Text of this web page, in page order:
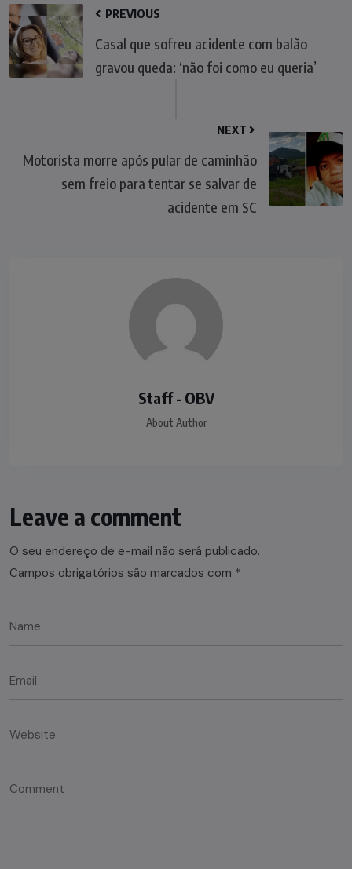
PREVIOUS
Casal que sofreu acidente com balão
gravou queda: ‘não foi como eu queria’
NEXT
Motorista morre após pular de caminhão
sem freio para tentar se salvar de
acidente em SC
Staff - OBV
About Author
Leave a comment
O seu endereço de e-mail não será publicado.
Campos obrigatórios são marcados com *